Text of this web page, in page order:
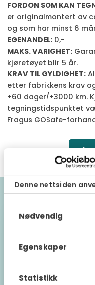
Denne nettsiden
Nødvendig
Egenskaper
Statistikk
FORDON SOM KAN
er originalmontert av
og som har minst 6
EGENANDEL: 0,-
MAKS. VARIGHET:
kjøretøyet blir 5 år.
KRAV TIL GYLDIGHET:
etter fabrikkens krav
+60 dager/+3000 km.
tegningstidspunktet
Fragus GOSafe-
Godkjente
kjøretøy som er